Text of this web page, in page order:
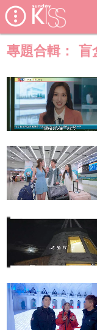
專題合輯： 盲